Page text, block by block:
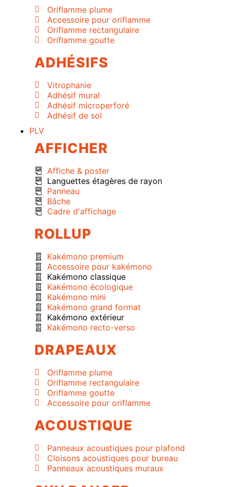
Oriflamme plume
Accessoire pour oriflamme
Oriflamme rectangulaire
Oriflamme goutte
ADHÉSIFS
Vitrophanie
Adhésif mural
Adhésif microperforé
Adhésif de sol
PLV
AFFICHER
Affiche & poster
Languettes étagères de rayon
Panneau
Bâche
Cadre d'affichage
ROLLUP
Kakémono premium
Accessoire pour kakémono
Kakémono classique
Kakémono écologique
Kakémono mini
Kakémono grand format
Kakémono extérieur
Kakémono recto-verso
DRAPEAUX
Oriflamme plume
Oriflamme rectangulaire
Oriflamme goutte
Accessoire pour oriflamme
ACOUSTIQUE
Panneaux acoustiques pour plafond
Cloisons acoustiques pour bureau
Panneaux acoustiques muraux